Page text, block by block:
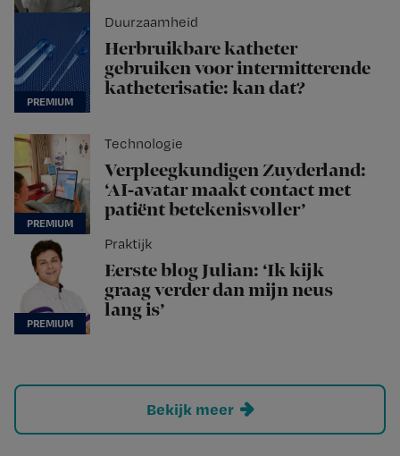
Duurzaamheid
Herbruikbare katheter
gebruiken voor intermitterende
katheterisatie: kan dat?
Technologie
Verpleegkundigen Zuyderland:
‘AI-avatar maakt contact met
patiënt betekenisvoller’
Praktijk
Eerste blog Julian: ‘Ik kijk
graag verder dan mijn neus
lang is’
Bekijk meer